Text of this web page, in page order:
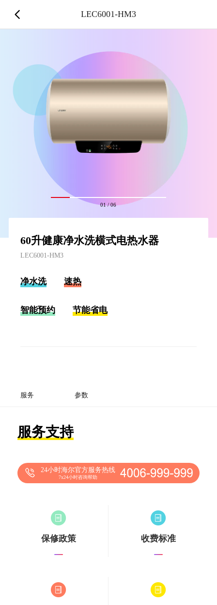
01/06
60升健康净水洗横式电热水器
LEC6001-HM3
净水洗 速热
智能预约 节能省电
服务 参数
服务支持
24小时海尔官方服务热线
7x24小时咨询帮助
保修政策 收费标准
LEC6001-HM3